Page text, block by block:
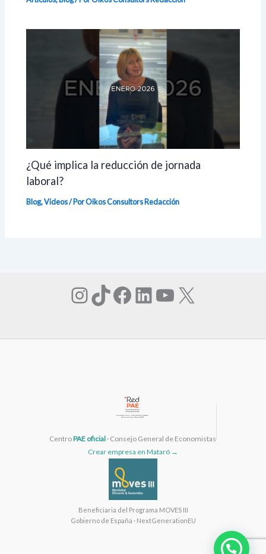
¿Qué implica la reducción de jornada
laboral?
Blog,Videos/ Por Oikos ConsultorsRedacción
Instagram
TikTok
Facebook
LinkedIn
YouTube
X
CentroPAE oficial · Consejo General de Economistas
Crear empresa en Mataró →
Beneficiaria del Programa MOVES III
Gobierno de España · NextGenerationEU